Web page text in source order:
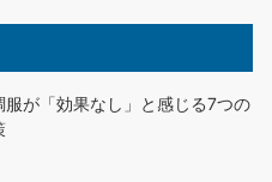
服が「効果なし」と感じる7つの